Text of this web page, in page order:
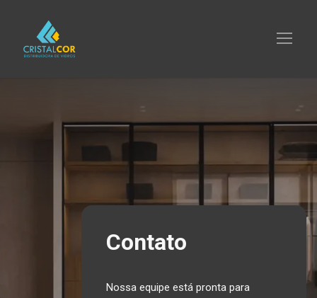
Contato
Nossa equipe está pronta para